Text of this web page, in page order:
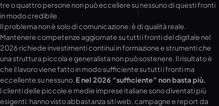
tre o quattro persone non può eccellere su nessuno di questi fronti
in modo credibile.
Il problema non è solo di comunicazione: è di qualità reale.
Mantenere competenze aggiornate su tutti i fronti del digitale nel
2026 richiede investimenti continui in formazione e strumenti che
una struttura piccola e generalista non può sostenere. Il risultato è
che il lavoro viene fatto in modo sufficiente su tutti i fronti ma
eccellente su nessuno. E nel 2026 “sufficiente” non basta più.
I clienti delle piccole e medie imprese italiane sono diventati più
esigenti: hanno visto abbastanza siti web, campagne e report da